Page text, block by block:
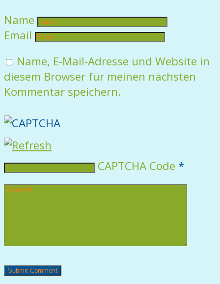
Name
Email
Name, E-Mail-Adresse und Website in
diesem Browser für meinen nächsten
Kommentar speichern.
CAPTCHA Code *